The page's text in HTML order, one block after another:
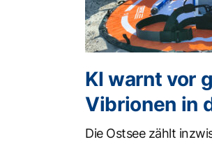
KI warnt vor
Vibrionen in
Die Ostsee zählt